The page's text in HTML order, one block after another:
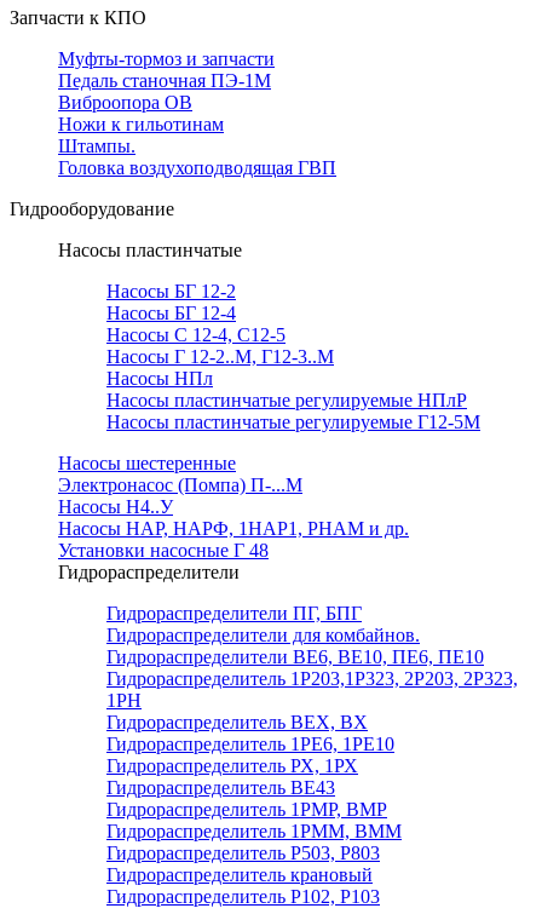
Запчасти к КПО
Муфты-тормоз и запчасти
Педаль станочная ПЭ-1М
Виброопора ОВ
Ножи к гильотинам
Штампы.
Головка воздухоподводящая ГВП
Гидрооборудование
Насосы пластинчатые
Насосы БГ 12-2
Насосы БГ 12-4
Насосы С 12-4, С12-5
Насосы Г 12-2..М, Г12-3..М
Насосы НПл
Насосы пластинчатые регулируемые НПлР
Насосы пластинчатые регулируемые Г12-5М
Насосы шестеренные
Электронасос (Помпа) П-...М
Насосы Н4..У
Насосы НАР, НАРФ, 1НАР1, РНАМ и др.
Установки насосные Г 48
Гидрораспределители
Гидрораспределители ПГ, БПГ
Гидрораспределители для комбайнов.
Гидрораспределители ВЕ6, ВЕ10, ПЕ6, ПЕ10
Гидрораспределитель 1Р203,1Р323, 2Р203, 2Р323,
1РН
Гидрораспределитель ВЕХ, ВХ
Гидрораспределитель 1РЕ6, 1РЕ10
Гидрораспределитель РХ, 1РХ
Гидрораспределитель ВЕ43
Гидрораспределитель 1РМР, ВМР
Гидрораспределитель 1РММ, ВММ
Гидрораспределитель Р503, Р803
Гидрораспределитель крановый
Гидрораспределитель Р102, Р103